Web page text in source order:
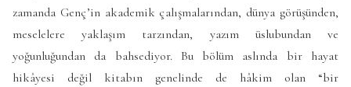
zamanda Genç’in akademik çalışmalarından, dünya görüşünden,
meselelere yaklaşım tarzından, yazım üslubundan ve
yoğunluğundan da bahsediyor. Bu bölüm aslında bir hayat
hikâyesi değil kitabın genelinde de hâkim olan “bir